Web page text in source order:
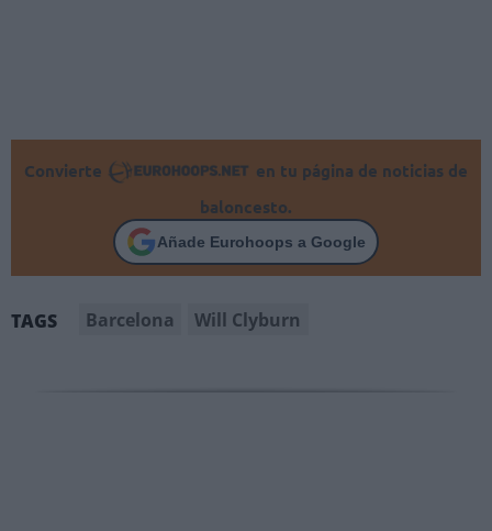
Convierte
en tu página de noticias de
baloncesto.
Añade Eurohoops a Google
TAGS Barcelona Will Clyburn